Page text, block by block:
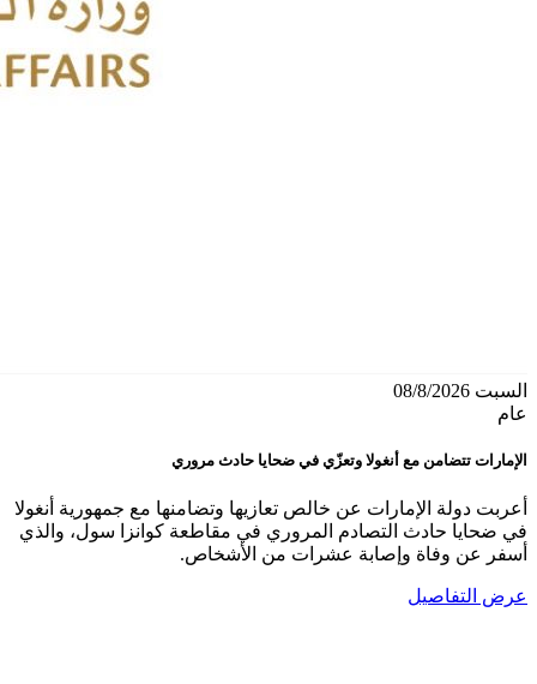
السبت 08/8/2026
عام
الإمارات تتضامن مع أنغولا وتعزّي في ضحايا حادث مروري
أعربت دولة الإمارات عن خالص تعازيها وتضامنها مع جمهورية أنغولا
في ضحايا حادث التصادم المروري في مقاطعة كوانزا سول، والذي
أسفر عن وفاة وإصابة عشرات من الأشخاص.
عرض التفاصيل